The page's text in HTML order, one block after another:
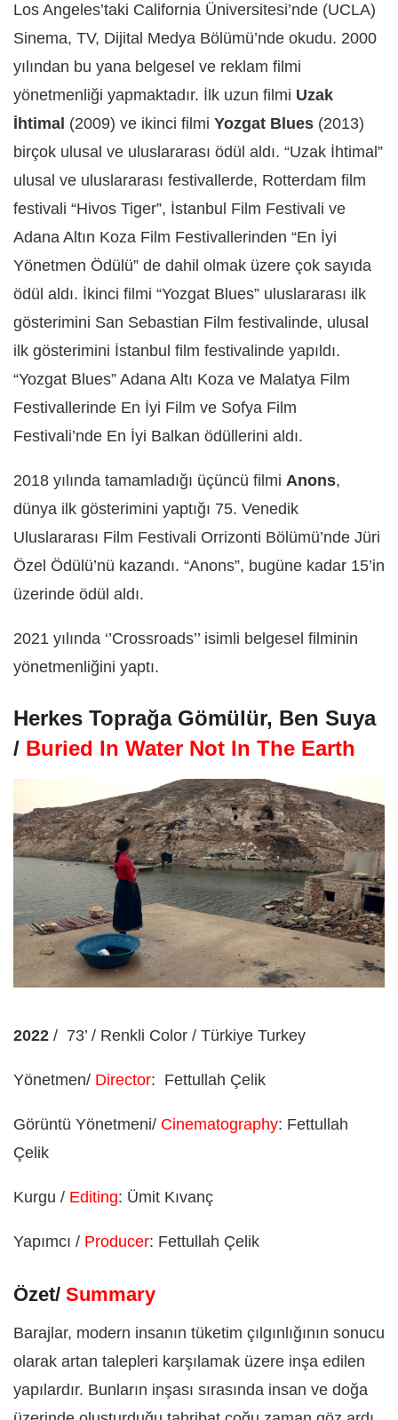
Los Angeles’taki California Üniversitesi’nde (UCLA)
Sinema, TV, Dijital Medya Bölümü’nde okudu. 2000
yılından bu yana belgesel ve reklam filmi
yönetmenliği yapmaktadır. İlk uzun filmi Uzak
İhtimal (2009) ve ikinci filmi Yozgat Blues (2013)
birçok ulusal ve uluslararası ödül aldı. “Uzak İhtimal”
ulusal ve uluslararası festivallerde, Rotterdam film
festivali “Hivos Tiger”, İstanbul Film Festivali ve
Adana Altın Koza Film Festivallerinden “En İyi
Yönetmen Ödülü” de dahil olmak üzere çok sayıda
ödül aldı. İkinci filmi “Yozgat Blues” uluslararası ilk
gösterimini San Sebastian Film festivalinde, ulusal
ilk gösterimini İstanbul film festivalinde yapıldı.
“Yozgat Blues” Adana Altı Koza ve Malatya Film
Festivallerinde En İyi Film ve Sofya Film
Festivali’nde En İyi Balkan ödüllerini aldı.
2018 yılında tamamladığı üçüncü filmi Anons,
dünya ilk gösterimini yaptığı 75. Venedik
Uluslararası Film Festivali Orrizonti Bölümü’nde Jüri
Özel Ödülü’nü kazandı. “Anons”, bugüne kadar 15’in
üzerinde ödül aldı.
2021 yılında ‘’Crossroads’’ isimli belgesel filminin
yönetmenliğini yaptı.
Herkes Toprağa Gömülür, Ben Suya
/ Buried In Water Not In The Earth
2022 / 73’ / Renkli Color / Türkiye Turkey
Yönetmen/ Director: Fettullah Çelik
Görüntü Yönetmeni/ Cinematography: Fettullah
Çelik
Kurgu / Editing: Ümit Kıvanç
Yapımcı / Producer: Fettullah Çelik
Özet/ Summary
Barajlar, modern insanın tüketim çılgınlığının sonucu
olarak artan talepleri karşılamak üzere inşa edilen
yapılardır. Bunların inşası sırasında insan ve doğa